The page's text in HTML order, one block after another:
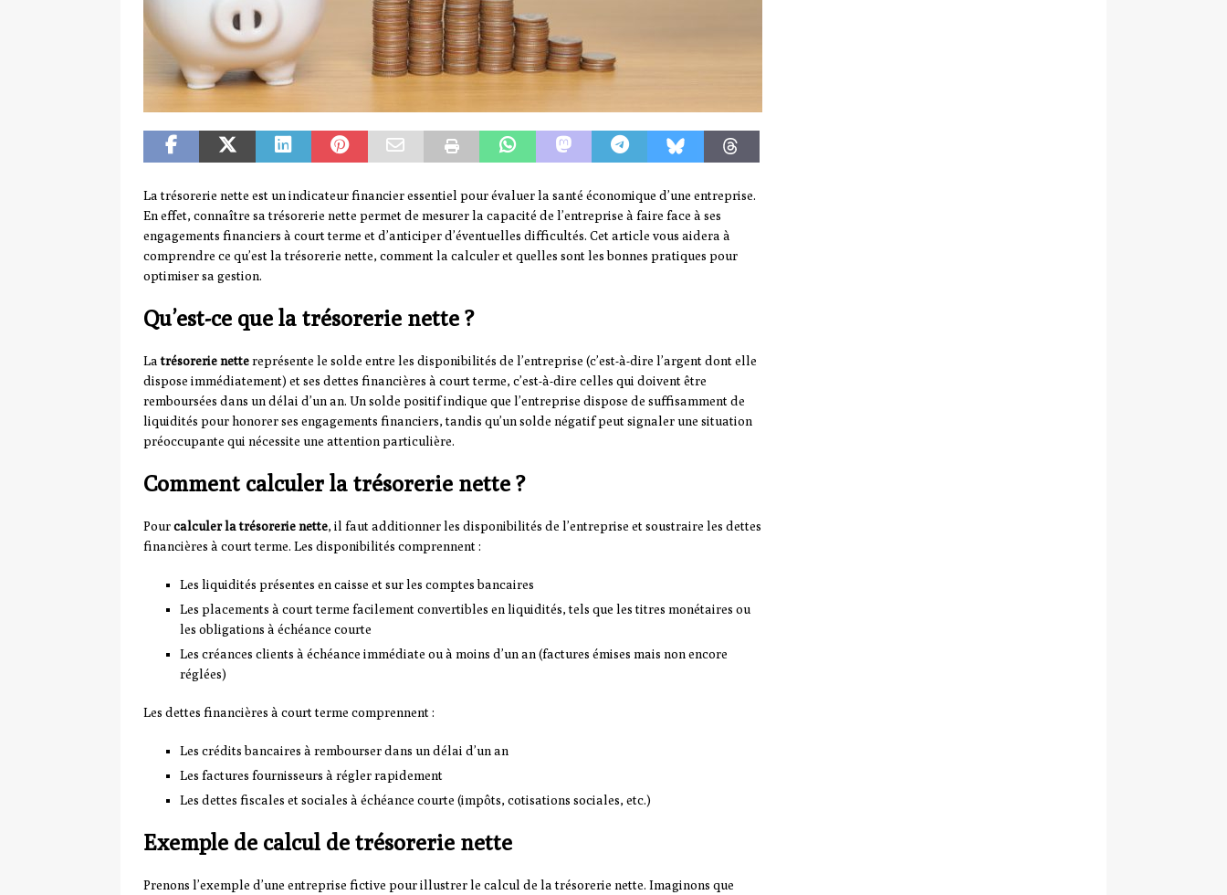
La trésorerie nette est un indicateur financier essentiel pour évaluer la santé économique d’une entreprise.
En effet, connaître sa trésorerie nette permet de mesurer la capacité de l’entreprise à faire face à ses
engagements financiers à court terme et d’anticiper d’éventuelles difficultés. Cet article vous aidera à
comprendre ce qu’est la trésorerie nette, comment la calculer et quelles sont les bonnes pratiques pour
optimiser sa gestion.
Qu’est-ce que la trésorerie nette ?
Latrésorerie nettereprésente le solde entre les disponibilités de l’entreprise (c’est-à-dire l’argent dont elle
dispose immédiatement) et ses dettes financières à court terme, c’est-à-dire celles qui doivent être
remboursées dans un délai d’un an. Un solde positif indique que l’entreprise dispose de suffisamment de
liquidités pour honorer ses engagements financiers, tandis qu’un solde négatif peut signaler une situation
préoccupante qui nécessite une attention particulière.
Comment calculer la trésorerie nette ?
Pourcalculer la trésorerie nette, il faut additionner les disponibilités de l’entreprise et soustraire les dettes
financières à court terme. Les disponibilités comprennent :
Les liquidités présentes en caisse et sur les comptes bancaires
Les placements à court terme facilement convertibles en liquidités, tels que les titres monétaires ou
les obligations à échéance courte
Les créances clients à échéance immédiate ou à moins d’un an (factures émises mais non encore
réglées)
Les dettes financières à court terme comprennent :
Les crédits bancaires à rembourser dans un délai d’un an
Les factures fournisseurs à régler rapidement
Les dettes fiscales et sociales à échéance courte (impôts, cotisations sociales, etc.)
Exemple de calcul de trésorerie nette
Prenons l’exemple d’une entreprise fictive pour illustrer le calcul de la trésorerie nette. Imaginons que